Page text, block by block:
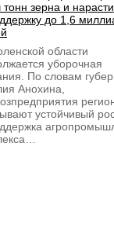
тонн зерна и
до 1,6
области
уборочная
По словам
Анохина,
устойчивый